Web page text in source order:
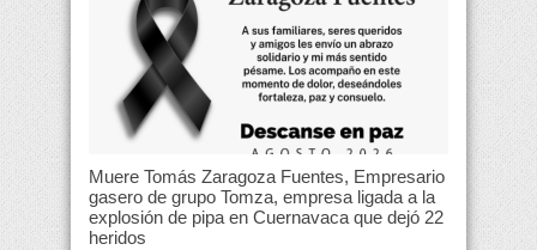
Muere Tomás Zaragoza Fuentes, Empresario
gasero de grupo Tomza, empresa ligada a la
explosión de pipa en Cuernavaca que dejó 22
heridos